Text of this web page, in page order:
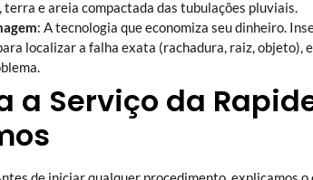
terra e areia compactada das tubulações pluviais.
: A tecnologia que economiza seu dinheiro.
localizar a falha exata (rachadura, raiz, objeto),
a Serviço da